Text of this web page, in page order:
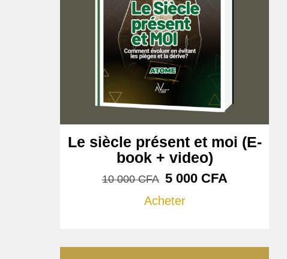
Le siècle présent et moi (E-
book + video)
10 000CFA 5 000 CFA
Acheter